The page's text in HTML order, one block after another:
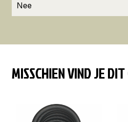
Nee
MISSCHIEN VIND JE